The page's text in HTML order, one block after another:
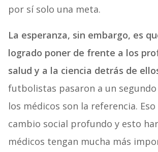
por sí solo una meta.
La esperanza, sin embargo, es
logrado poner de frente a los
salud y a la ciencia detrás de
futbolistas pasaron a un
los médicos son la referencia.
cambio social profundo y esto
médicos tengan mucha más